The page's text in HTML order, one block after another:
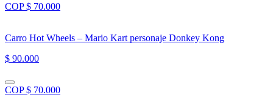
COP $ 70.000
Carro Hot Wheels – Mario Kart personaje Donkey Kong
$ 90.000
COP $ 70.000